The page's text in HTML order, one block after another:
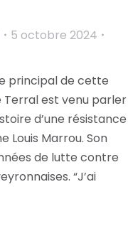
5 octobre 2024
principal de cette
Terral est venu parler
d’une résistance
Louis Marrou. Son
de lutte contre
“J’ai